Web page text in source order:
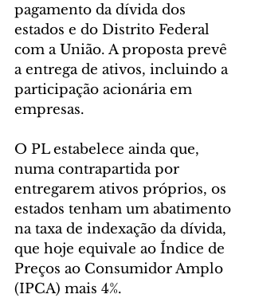
pagamento da dívida dos
estados e do Distrito Federal
com a União. A proposta prevê
a entrega de ativos, incluindo a
participação acionária em
empresas.
O PL estabelece ainda que,
numa contrapartida por
entregarem ativos próprios, os
estados tenham um abatimento
na taxa de indexação da dívida,
que hoje equivale ao Índice de
Preços ao Consumidor Amplo
(IPCA) mais 4%.